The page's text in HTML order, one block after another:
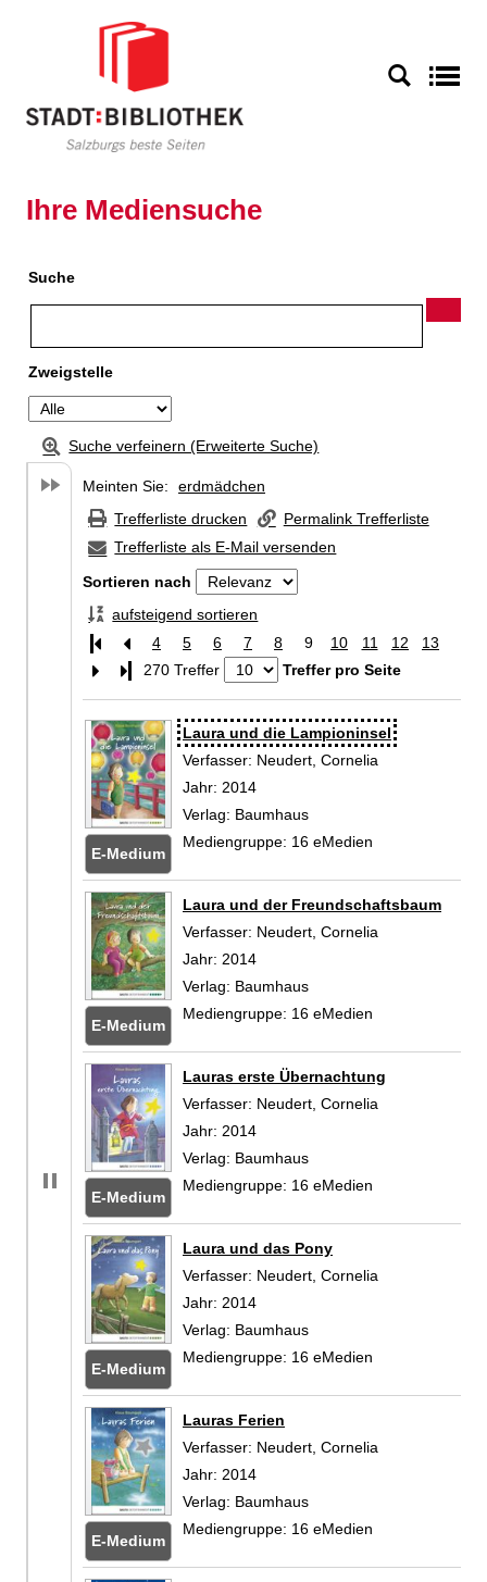
Ihre Mediensuche
Suche
Zweigstelle
Suche verfeinern (Erweiterte Suche)
Meinten Sie:
erdmädchen
Trefferliste drucken
Permalink Trefferliste
Trefferliste als E-Mail versenden
Sortieren nach
aufsteigend sortieren
4
5 6 7 8 9 10 11 12
13
Letzte Seite
270 Treffer Treffer pro Seite
Suchergebnis
Zu den Suchfiltern springen
E-Medium
Laura und die Lampioninsel
Verfasser: Neudert, Cornelia
Jahr: 2014
Verlag: Baumhaus
Mediengruppe: 16 eMedien
E-Medium
Laura und der Freundschaftsbaum
Verfasser: Neudert, Cornelia
Jahr: 2014
Verlag: Baumhaus
Mediengruppe: 16 eMedien
E-Medium
Lauras erste Übernachtung
Verfasser: Neudert, Cornelia
Jahr: 2014
Verlag: Baumhaus
Mediengruppe: 16 eMedien
E-Medium
Laura und das Pony
Verfasser: Neudert, Cornelia
Jahr: 2014
Verlag: Baumhaus
Mediengruppe: 16 eMedien
E-Medium
Lauras Ferien
Verfasser: Neudert, Cornelia
Jahr: 2014
Verlag: Baumhaus
Mediengruppe: 16 eMedien